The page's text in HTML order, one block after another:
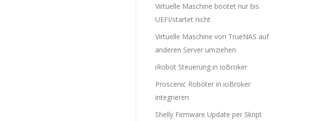
Virtuelle Maschine bootet nur bis
UEFI/startet nicht
Virtuelle Maschine von TrueNAS auf
anderen Server umziehen
iRobot Steuerung in ioBroker
Proscenic Roboter in ioBroker
integrieren
Shelly Firmware Update per Skript